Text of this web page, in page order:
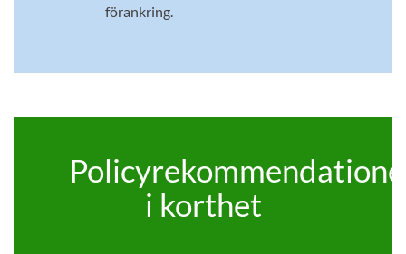
förankring.
i korthet